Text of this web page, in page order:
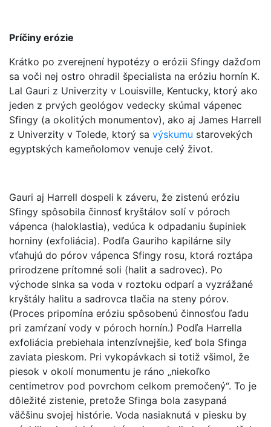
Príčiny erózie
Krátko po zverejnení hypotézy o erózii Sfingy dažďom
sa voči nej ostro ohradil špecialista na eróziu hornín K.
Lal Gauri z Univerzity v Louisville, Kentucky, ktorý ako
jeden z prvých geológov vedecky skúmal vápenec
Sfingy (a okolitých monumentov), ako aj James Harrell
z Univerzity v Tolede, ktorý sa výskumu starovekých
egyptských kameňolomov venuje celý život.
Gauri aj Harrell dospeli k záveru, že zistenú eróziu
Sfingy spôsobila činnosť kryštálov solí v póroch
vápenca (haloklastia), vedúca k odpadaniu šupiniek
horniny (exfoliácia). Podľa Gauriho kapilárne sily
vťahujú do pórov vápenca Sfingy rosu, ktorá roztápa
prirodzene prítomné soli (halit a sadrovec). Po
východe slnka sa voda v roztoku odparí a vyzrážané
kryštály halitu a sadrovca tlačia na steny pórov.
(Proces pripomína eróziu spôsobenú činnosťou ľadu
pri zamŕzaní vody v póroch hornín.) Podľa Harrella
exfoliácia prebiehala intenzívnejšie, keď bola Sfinga
zaviata pieskom. Pri vykopávkach si totiž všimol, že
piesok v okolí monumentu je ráno „niekoľko
centimetrov pod povrchom celkom premočený“. To je
dôležité zistenie, pretože Sfinga bola zasypaná
väčšinu svojej histórie. Voda nasiaknutá v piesku by